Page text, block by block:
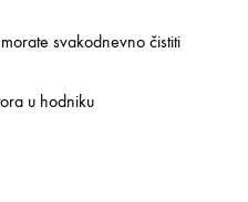
svakodnevno čistiti
u hodniku